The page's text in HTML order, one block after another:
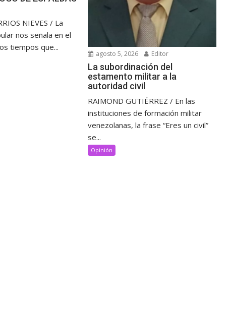
NIEVES / La
nos señala en el
tiempos que...
agosto 5, 2026 Editor
La subordinación del
estamento militar a la
autoridad civil
RAIMOND GUTIÉRREZ / En las
instituciones de formación militar
venezolanas, la frase “Eres un civil”
se...
Opinión